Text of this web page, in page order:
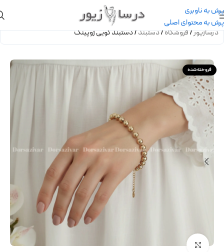
پرش به ناوبری
پرش به محتوای اصلی
درسازیور/فروشگاه/دستبند/دستبند گویی ژوپینگ
فروخته شده
برای بزرگنمایی کلیک کنید